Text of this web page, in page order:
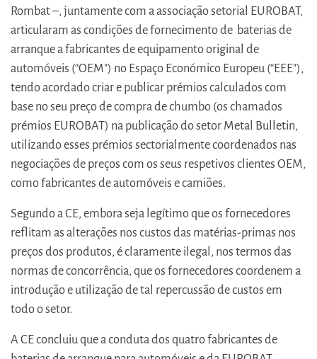
Rombat –, juntamente com a associação setorial EUROBAT,
articularam as condições de fornecimento de baterias de
arranque a fabricantes de equipamento original de
automóveis (“OEM") no Espaço Económico Europeu (“EEE"),
tendo acordado criar e publicar prémios calculados com
base no seu preço de compra de chumbo (os chamados
prémios EUROBAT) na publicação do setor Metal Bulletin,
utilizando esses prémios sectorialmente coordenados nas
negociações de preços com os seus respetivos clientes OEM,
como fabricantes de automóveis e camiões.
Segundo a CE, embora seja legítimo que os fornecedores
reflitam as alterações nos custos das matérias-primas nos
preços dos produtos, é claramente ilegal, nos termos das
normas de concorrência, que os fornecedores coordenem a
introdução e utilização de tal repercussão de custos em
todo o setor.
A CE concluiu que a conduta dos quatro fabricantes de